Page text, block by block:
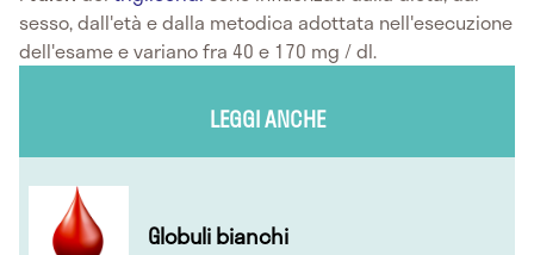
sesso, dall'età e dalla metodica adottata nell'esecuzione
dell'esame e variano fra 40 e 170 mg / dl.
LEGGI ANCHE
Globuli bianchi